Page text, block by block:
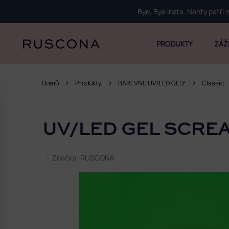
obsah
Bye, Bye Insta. Nehty patří
PRODUKTY
Domů Produkty BAREVNÉ UV/LED GELY Classic
o
s
UV/LED GEL
Značka: RUSCONA